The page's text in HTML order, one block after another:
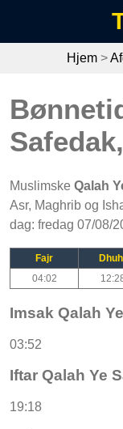
Hjem >
Muslimske Qalah
Asr, Maghrib og
dag: fredag 07/08/
Fajr
04:02
Imsak Qalah
03:52
Iftar Qalah Ye
19:18